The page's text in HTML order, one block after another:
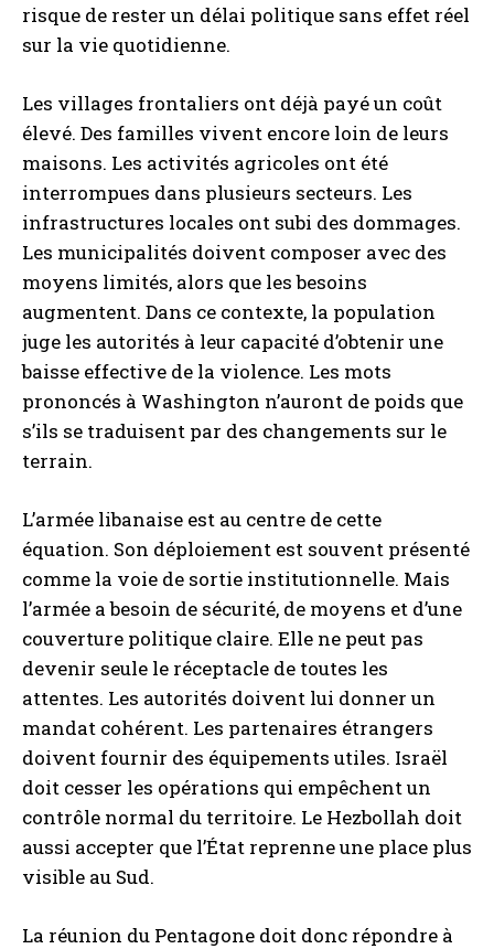
risque de rester un délai politique sans effet réel
sur la vie quotidienne.
Les villages frontaliers ont déjà payé un coût
élevé. Des familles vivent encore loin de leurs
maisons. Les activités agricoles ont été
interrompues dans plusieurs secteurs. Les
infrastructures locales ont subi des dommages.
Les municipalités doivent composer avec des
moyens limités, alors que les besoins
augmentent. Dans ce contexte, la population
juge les autorités à leur capacité d’obtenir une
baisse effective de la violence. Les mots
prononcés à Washington n’auront de poids que
s’ils se traduisent par des changements sur le
terrain.
L’armée libanaise est au centre de cette
équation. Son déploiement est souvent présenté
comme la voie de sortie institutionnelle. Mais
l’armée a besoin de sécurité, de moyens et d’une
couverture politique claire. Elle ne peut pas
devenir seule le réceptacle de toutes les
attentes. Les autorités doivent lui donner un
mandat cohérent. Les partenaires étrangers
doivent fournir des équipements utiles. Israël
doit cesser les opérations qui empêchent un
contrôle normal du territoire. Le Hezbollah doit
aussi accepter que l’État reprenne une place plus
visible au Sud.
La réunion du Pentagone doit donc répondre à